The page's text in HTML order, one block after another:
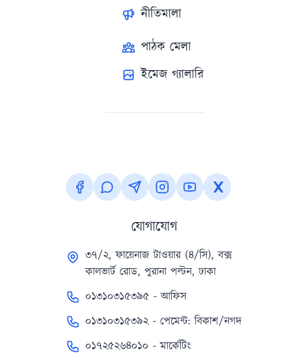
নীতিমালা
পাঠক মেলা
ইমেজ গ্যালারি
যোগাযোগ
৩৭/২, ফায়েনাজ টাওয়ার (৪/সি), বক্স
কালভার্ট রোড, পুরানা পল্টন, ঢাকা
০১৩১০৩১৫৩৯৫ - আফিস
০১৩১০৩১৫৩৯২ - পেমেন্ট: বিকাশ/নগদ
০১৭২৫২৬৪০১০ - মার্কেটিং